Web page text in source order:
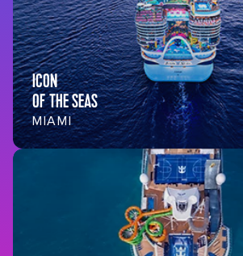
ICON
OF THE SEAS
MIAMI